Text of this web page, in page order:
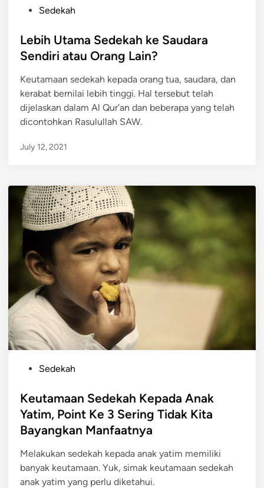
s
t
d
i
n
Sedekah
Lebih Utama Sedekah ke Saudara
Sendiri atau Orang Lain?
Keutamaan sedekah kepada orang tua, saudara, dan
kerabat bernilai lebih tinggi. Hal tersebut telah
dijelaskan dalam Al Qur’an dan beberapa yang telah
dicontohkan Rasulullah SAW.
July 12, 2021
s
t
e
i
n
Sedekah
Keutamaan Sedekah Kepada Anak
Yatim, Point Ke 3 Sering Tidak Kita
Bayangkan Manfaatnya
Melakukan sedekah kepada anak yatim memiliki
banyak keutamaan. Yuk, simak keutamaan sedekah
anak yatim yang perlu diketahui.